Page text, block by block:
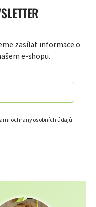
zasílat informace o
e-shopu.
ochrany osobních údajů